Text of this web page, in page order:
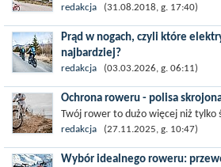
Spędzasz godziny pedałując, więc
sprawę z tego, jak wielki wpływ na
chodzi nam tylko o korzyści...
redakcja (31.08.2018, g. 17:40)
Prąd w nogach, czyli które
najbardziej?
Jeszcze kilka lat temu widok roweru
budził zaciekawienie, a czasem i
Uśmiechają się...
redakcja (03.03.2026, g. 06:11)
Ochrona roweru - polisa
Twój rower to dużo więcej niż tylko
często towarzysz codziennych
pracy,...
redakcja (27.11.2025, g. 10:47)
Wybór idealnego roweru: